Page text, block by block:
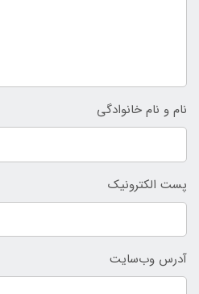
نام و نام خانوادگی
پست الکترونیک
آدرس وب‌سایت